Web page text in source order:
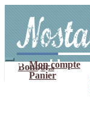
navigation
contenu
Mon compte
Panier
Bonbons